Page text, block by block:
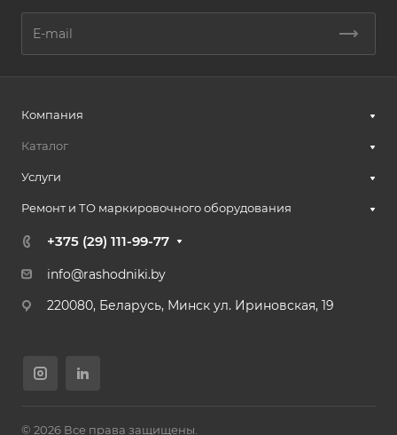
Компания
Каталог
Услуги
Ремонт и ТО маркировочного оборудования
+375 (29) 111-99-77
info@rashodniki.by
220080, Беларусь, Минск ул. Ириновская, 19
© 2026 Все права защищены.